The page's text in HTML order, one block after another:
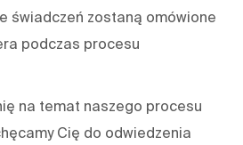
świadczeń zostaną omówione
podczas procesu
na temat naszego procesu
Cię do odwiedzenia